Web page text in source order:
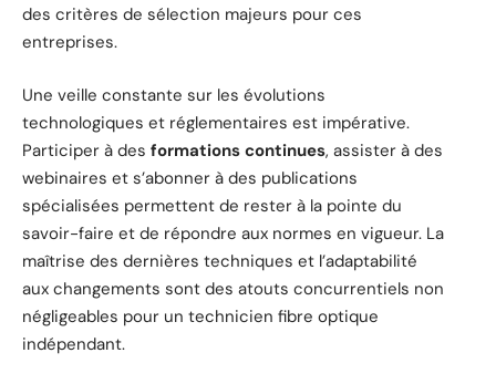
des critères de sélection majeurs pour ces
entreprises.
Une veille constante sur les évolutions
technologiques et réglementaires est impérative.
Participer à des formations continues, assister à des
webinaires et s’abonner à des publications
spécialisées permettent de rester à la pointe du
savoir-faire et de répondre aux normes en vigueur. La
maîtrise des dernières techniques et l’adaptabilité
aux changements sont des atouts concurrentiels non
négligeables pour un technicien fibre optique
indépendant.